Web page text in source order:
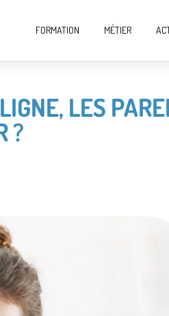
FORMATION MÉTIER
LES
?